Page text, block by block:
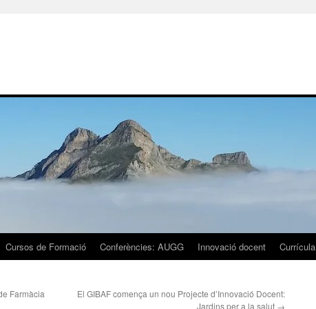
Cursos de Formació Conferències: AUGG Innovació docent Currícula
Farmàcia
El GIBAF comença un nou Projecte d’Innovació Docent:
Jardins per a la salut →